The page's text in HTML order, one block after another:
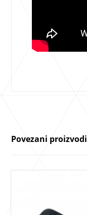
Povezani proizvodi